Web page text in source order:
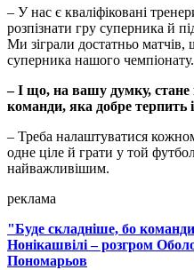
– У нас є кваліфіковані
розпізнати гру суперника й
Ми зіграли достатньо
суперника нашого чемпіонату.
– І що, на вашу думку,
команди, яка добре терпить
– Треба налаштуватися
одне ціле й грати у той
найважливішим.
реклама
"Буде складніше, бо
Нонікашвілі – розгром
Пономарьов